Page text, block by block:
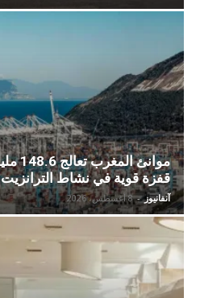
قفزة قوية في نشاط الترانزيت
آنفانيوز - 8 أغسطس، 2026